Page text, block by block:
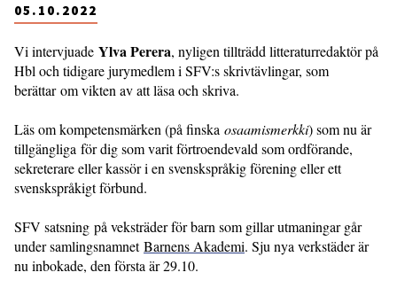
05.10.2022
Vi intervjuade Ylva Perera, nyligen tillträdd litteraturredaktör på
Hbl och tidigare jurymedlem i SFV:s skrivtävlingar, som
berättar om vikten av att läsa och skriva.
Läs om kompetensmärken (på finska osaamismerkki) som nu är
tillgängliga för dig som varit förtroendevald som ordförande,
sekreterare eller kassör i en svenskspråkig förening eller ett
svenskspråkigt förbund.
SFV satsning på veksträder för barn som gillar utmaningar går
under samlingsnamnetBarnens Akademi. Sju nya verkstäder är
nu inbokade, den första är 29.10.